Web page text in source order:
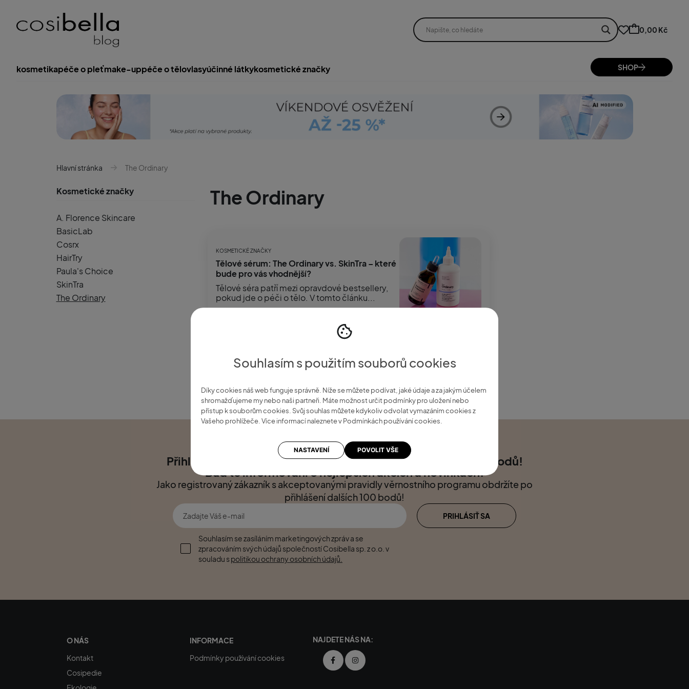
Souhlasím s použitím souborů cookies
Díky cookies náš web funguje správně. Níže se můžete podívat, jaké údaje a za jakým účelem
shromažďujeme my nebo naši partneři. Máte možnost určit podmínky pro uložení nebo
přístup k souborům cookies. Svůj souhlas můžete kdykoliv odvolat vymazáním cookies z
Vašeho prohlížeče. Více informací naleznete v Podmínkách používání cookies.
NASTAVENÍ POVOLIT VŠE
0,00 Kč
kosmetikapéče o pleťmake-uppéče o tělovlasyúčinné látkykosmetické značky SHOP
Hlavní stránka The Ordinary
Kosmetické značky
A. Florence Skincare
BasicLab
Cosrx
HairTry
Paula's Choice
SkinTra
The Ordinary
The Ordinary
KOSMETICKÉ ZNAČKY
Tělové sérum: The Ordinary vs. SkinTra – které
bude pro vás vhodnější?
Tělové séra patří mezi opravdové bestsellery,
pokud jde o péči o tělo. V tomto článku...
Přihlaste se k odběru newsletteru a získejte 100 věrnostních bodů!
Buďte informováni o nejlepších akcích a novinkách.
Jako registrovaný zákazník s akceptovanými pravidly věrnostního programu obdržíte po
přihlášení dalších 100 bodů!
Souhlasím se zasíláním marketingových zpráv a se
zpracováním svých údajů společností Cosibella sp. z o.o. v
souladu spolitikou ochrany osobních údajů.
PRIHLÁSIŤ SA
O NÁS
Kontakt
Cosipedie
INFORMACE
Podmínky používání cookies
NAJDETE NÁS NA: